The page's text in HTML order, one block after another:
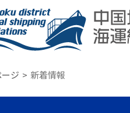
ジ 新着情報